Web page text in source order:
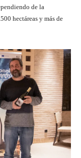
de la
hectáreas y más de